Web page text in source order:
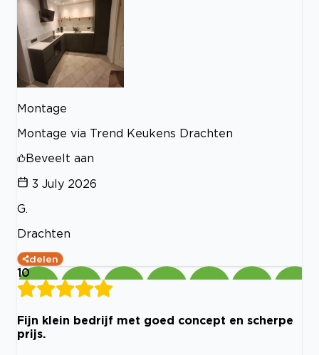
Montage
Montage via Trend Keukens Drachten
Beveelt aan
3 July 2026
G.
Drachten
delen
10
Fijn klein bedrijf met goed concept en scherpe
prijs.